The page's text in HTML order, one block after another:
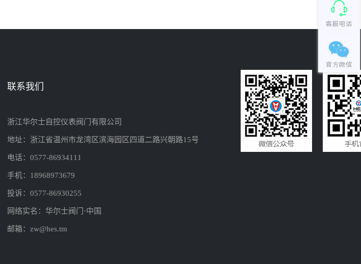
联系我们
浙江华尔士自控仪表阀门有限公司
地址：浙江省温州市龙湾区滨海园区四道二路兴朝路15号
电话：0577-86934111
手机：18968973679
投诉：0577-86930255
网络实名：华尔士阀门·中国
邮箱：zw@hes.tm